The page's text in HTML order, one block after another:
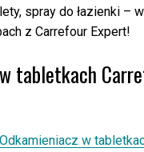
spray do łazienki –
z Carrefour Expert!
tabletkach